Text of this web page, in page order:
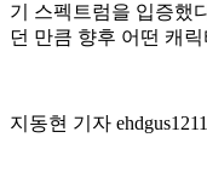
기 스펙트럼을 입증했
던 만큼 향후 어떤 캐
지동현 기자